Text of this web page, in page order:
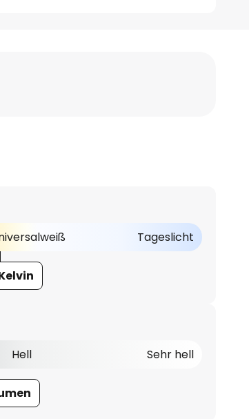
Tageslicht
Hell Sehr hell